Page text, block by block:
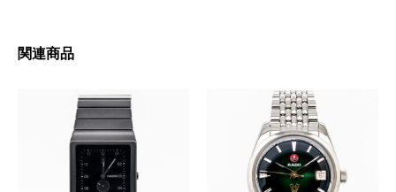
関連商品